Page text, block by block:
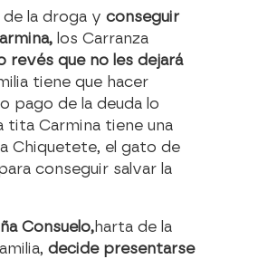
de la droga yconseguir
los Carranza
revés que no les dejará
tiene que hacer
pagode la deuda lo
tita Carmina tiene una
Chiquetete, el gato de
conseguir salvar la
Consuelo,harta de la
decide presentarse